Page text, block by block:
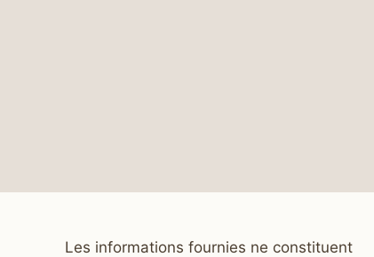
Les informations fournies ne constituent